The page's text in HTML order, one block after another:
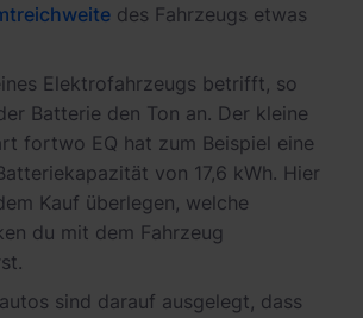
des Fahrzeugs etwas
Elektrofahrzeugs betrifft, so
Batterie den Ton an. Der kleine
fortwo EQ hat zum Beispiel eine
von 17,6 kWh. Hier
Kauf überlegen, welche
du mit dem Fahrzeug
sind darauf ausgelegt, dass